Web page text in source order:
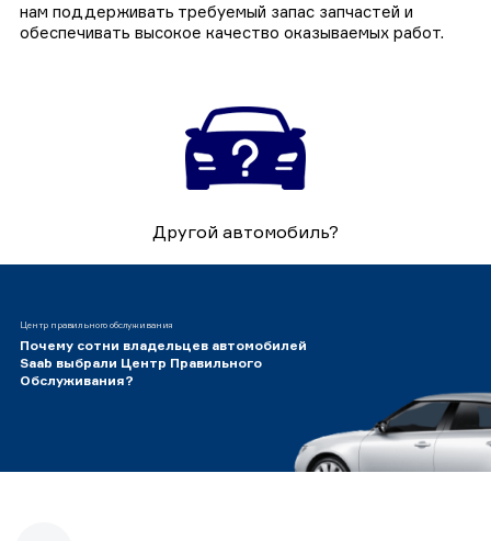
нам поддерживать требуемый запас запчастей и
обеспечивать высокое качество оказываемых работ.
Другой автомобиль?
Центр правильного обслуживания
Почему сотни владельцев автомобилей
Saab выбрали Центр Правильного
Обслуживания?